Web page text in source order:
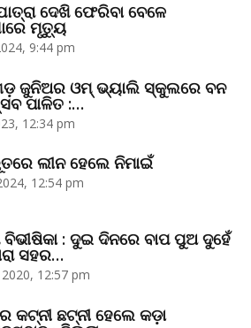
ଦେଖି ଫେରିବା ବେଳେ
ମୃତ୍ୟୁ
9:44 pm
ଜୁନିଅର ଓମ୍‌ ଭ୍ୟାଲି ସ୍କୁଲରେ ବନ
ପାଳିତ :…
12:34 pm
ଲୀନ ହେଲେ ନିମାଇଁ
12:54 pm
ବିଭୀଷିକା : ଦୁଇ ଦିନରେ ବାପ ପୁଅ ଦୁହେଁ
ସହର…
12:57 pm
କଟ୍‌ନୀ ଛଟ୍‌ନୀ ହେଲେ କଡ଼ା